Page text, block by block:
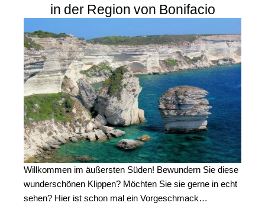
in der Region von Bonifacio
Willkommen im äußersten Süden! Bewundern Sie diese
wunderschönen Klippen? Möchten Sie sie gerne in echt
sehen? Hier ist schon mal ein Vorgeschmack…